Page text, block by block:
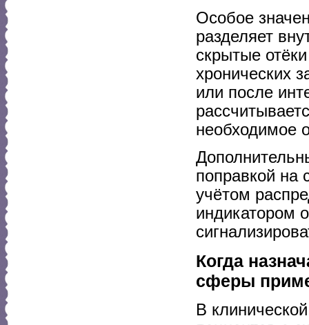
Особое
разделяет
скрытые
хронических
или после
необходимое
поправкой на
учётом
индикатором
Когда
сферы
В